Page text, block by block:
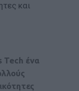
και
Tech ένα